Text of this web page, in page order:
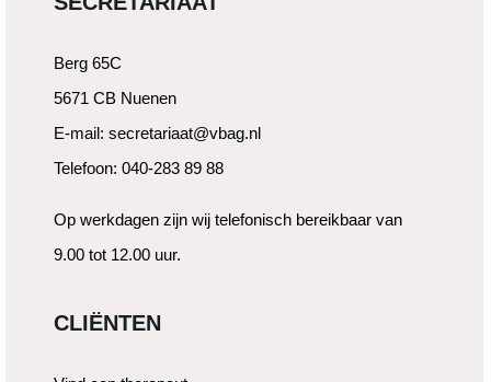
Berg 65C
5671 CB Nuenen
E-mail: secretariaat@vbag.nl
Telefoon: 040-283 89 88
Op werkdagen zijn wij telefonisch bereikbaar van
9.00 tot 12.00 uur.
CLIËNTEN